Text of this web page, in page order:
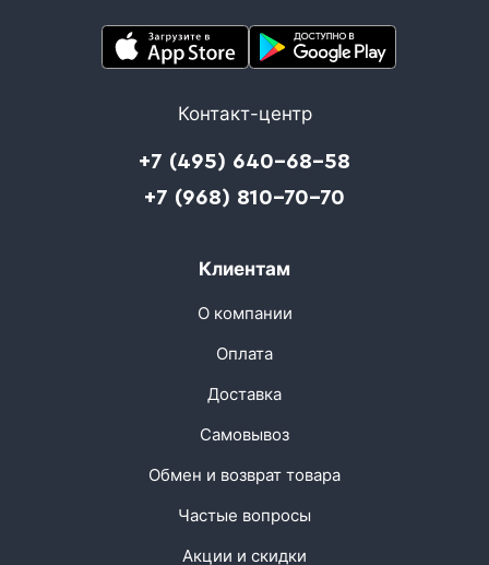
Контакт-центр
+7 (495) 640-68-58
+7 (968) 810-70-70
Клиентам
О компании
Оплата
Доставка
Самовывоз
Обмен и возврат товара
Частые вопросы
Акции и скидки